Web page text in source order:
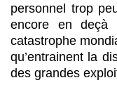
personnel trop
encore en deçà
catastrophe
qu’entrainent la
des grandes